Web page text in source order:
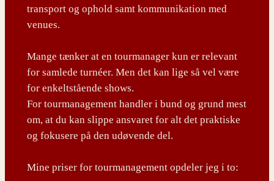
transport og ophold samt kommunikation med
venues.
Mange tænker at en tourmanager kun er relevant
for samlede turnéer. Men det kan lige så vel være
for enkeltstående shows.
For tourmanagement handler i bund og grund mest
om, at du kan slippe ansvaret for alt det praktiske
og fokusere på den udøvende del.
Mine priser for tourmanagement opdeler jeg i to: